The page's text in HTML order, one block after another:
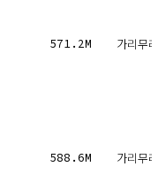
571.2M 가리무레
588.6M 가리무레